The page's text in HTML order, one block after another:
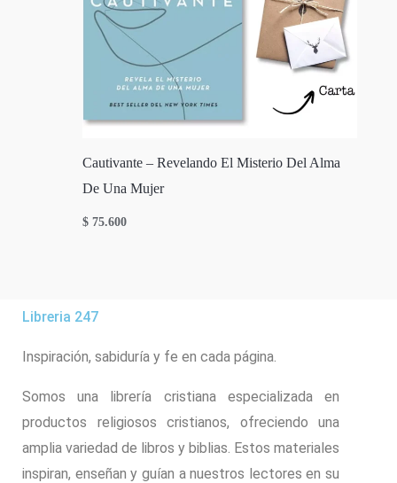
Cautivante – Revelando El Misterio Del Alma
De Una Mujer
$ 75.600
Libreria 247
Inspiración, sabiduría y fe en cada página.
Somos una librería cristiana especializada en
productos religiosos cristianos, ofreciendo una
amplia variedad de libros y biblias. Estos materiales
inspiran, enseñan y guían a nuestros lectores en su